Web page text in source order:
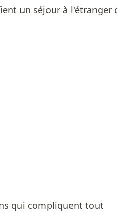
un séjour à l'étranger
qui compliquent tout